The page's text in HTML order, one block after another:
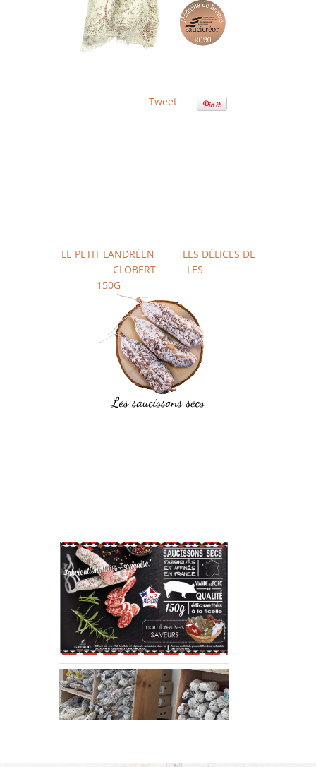
Tweet
LE PETIT LANDRÉEN
LES DÉLICES DE
CLOBERT
LES
150G